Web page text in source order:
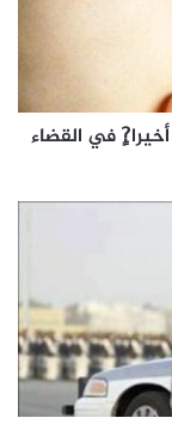
في القضاء